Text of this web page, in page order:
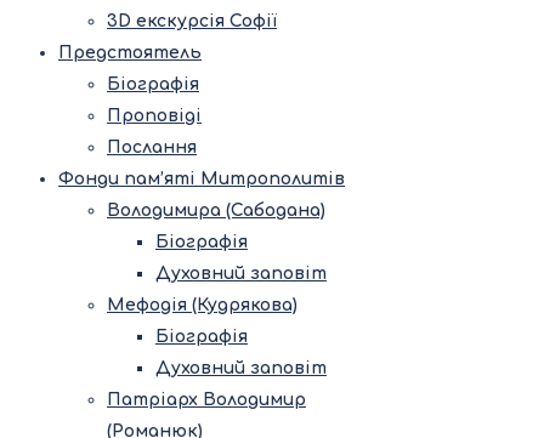
3D екскурсія Софії
Предстоятель
Біографія
Проповіді
Послання
Фонди пам’яті Митрополитів
Володимира (Сабодана)
Біографія
Духовний заповіт
Мефодія (Кудрякова)
Біографія
Духовний заповіт
Патріарх Володимир
(Романюк)